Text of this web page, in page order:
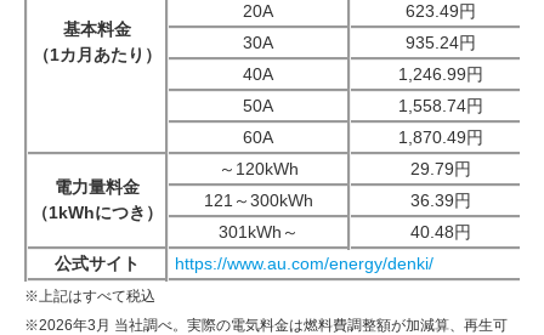
基本料金
（1カ月あたり）
20A
623.49円
30A
​​935.24円
40A
1,246.99円
50A
1,558.74円
60A
1,870.49円
電力量料金
（1kWhにつき）
～120kWh
29.79円
121～300kWh
36.39円
301kWh～
40.48円
公式サイト
https://www.au.com/energy/denki/
※上記はすべて税込
※2026年3月 当社調べ。実際の電気料金は燃料費調整額が加減算、再生可